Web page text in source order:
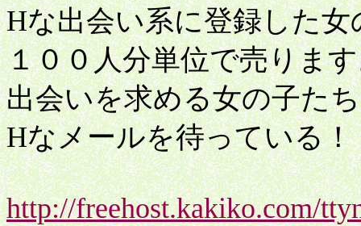
Hな出会い系に登録した
１００人分単位で売りま
出会いを求める女の子た
Hなメールを待っている！
http://freehost.kakiko.com/